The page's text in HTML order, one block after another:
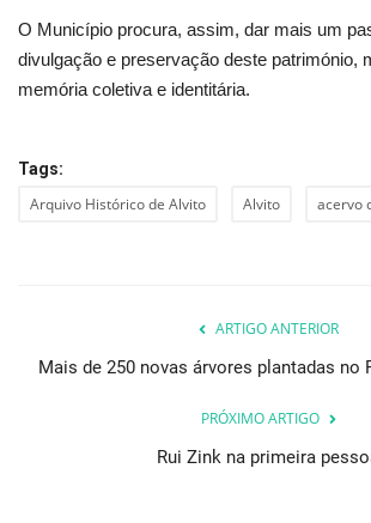
O Município procura, assim, dar mais um
divulgação e preservação deste património,
memória coletiva e identitária.
Tags:
Arquivo Histórico de Alvito Alvito acervo
ARTIGO ANTERIOR
Mais de 250 novas árvores plantadas no
PRÓXIMO ARTIGO
Rui Zink na primeira